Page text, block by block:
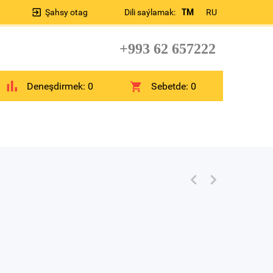
Dili saýlamak: TM RU
Şahsy otag
+993 62 657222
Deneşdirmek: 0 Sebetde:0